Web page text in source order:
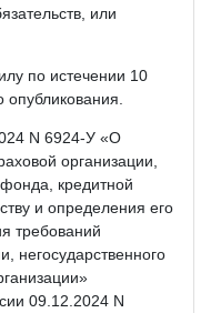
или
по истечении 10
N 6924-У «О
организации,
кредитной
и определения его
требований
негосударственного
09.12.2024 N